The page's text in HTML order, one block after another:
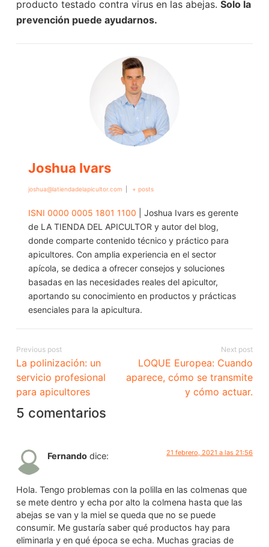
producto testado contra virus en las abejas. Solo la
prevención puede ayudarnos.
Joshua Ivars
joshua@latiendadelapicultor.com + posts
ISNI 0000 0005 1801 1100 | Joshua Ivars es gerente
de LA TIENDA DEL APICULTOR y autor del blog,
donde comparte contenido técnico y práctico para
apicultores. Con amplia experiencia en el sector
apícola, se dedica a ofrecer consejos y soluciones
basadas en las necesidades reales del apicultor,
aportando su conocimiento en productos y prácticas
esenciales para la apicultura.
Previous post
La polinización: un
servicio profesional
para apicultores
Next post
LOQUE Europea: Cuando
aparece, cómo se transmite
y cómo actuar.
5 comentarios
Fernando dice: 21 febrero, 2021 a las 21:56
Hola. Tengo problemas con la polilla en las colmenas que
se mete dentro y echa por alto la colmena hasta que las
abejas se van y la miel se queda que no se puede
consumir. Me gustaría saber qué productos hay para
eliminarla y en qué época se echa. Muchas gracias de